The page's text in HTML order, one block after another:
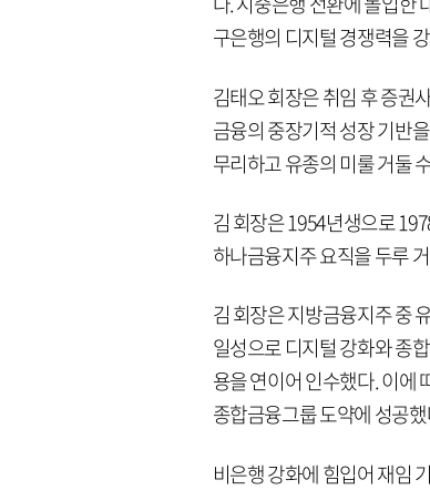
구은행의 디지털 경쟁력을
김태오 회장은 취임 후 증권
금융의 중장기적 성장 기반
무리하고 유종의 미룰 거둘
김 회장은 1954년생으로
하나금융지주 요직을 두루
김 회장은 지방금융지주 중
일성으로 디지털 강화와 종
용을 연이어 인수했다. 이에
종합금융그룹 도약에 성공
비은행 강화에 힘입어 재임